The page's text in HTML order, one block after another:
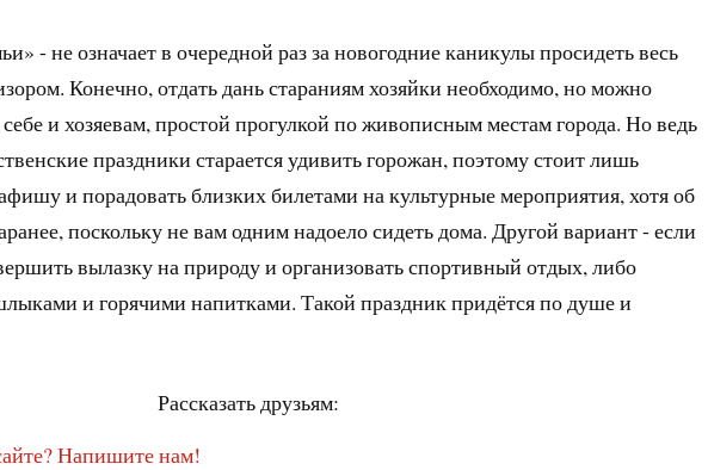
- не означает в очередной раз за новогодние каникулы просидеть весь
Конечно, отдать дань стараниям хозяйки необходимо, но можно
и хозяевам, простой прогулкой по живописным местам города. Но ведь
праздники старается удивить горожан, поэтому стоит лишь
и порадовать близких билетами на культурные мероприятия, хотя об
поскольку не вам одним надоело сидеть дома. Другой вариант - если
вылазку на природу и организовать спортивный отдых, либо
и горячими напитками. Такой праздник придётся по душе и
Рассказать друзьям:
Напишите нам!